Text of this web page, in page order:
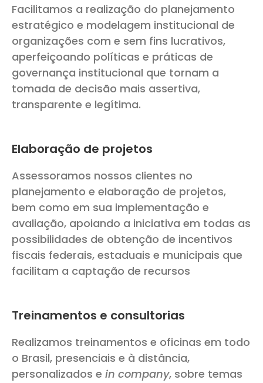
Facilitamos a realização do planejamento
estratégico e modelagem institucional de
organizações com e sem fins lucrativos,
aperfeiçoando políticas e práticas de
governança institucional que tornam a
tomada de decisão mais assertiva,
transparente e legítima.
Elaboração de projetos
Assessoramos nossos clientes no
planejamento e elaboração de projetos,
bem como em sua implementação e
avaliação, apoiando a iniciativa em todas as
possibilidades de obtenção de incentivos
fiscais federais, estaduais e municipais que
facilitam a captação de recursos
Treinamentos e consultorias
Realizamos treinamentos e oficinas em todo
o Brasil, presenciais e à distância,
personalizados e in company, sobre temas